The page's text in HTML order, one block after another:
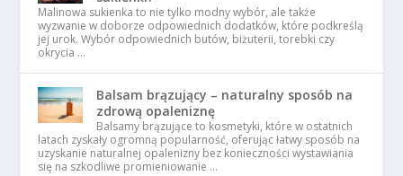
Malinowa sukienka to nie tylko modny wybór, ale także
wyzwanie w doborze odpowiednich dodatków, które podkreślą
jej urok. Wybór odpowiednich butów, biżuterii, torebki czy
okrycia …
Balsam brązujący – naturalny sposób na
zdrową opaleniznę
Balsamy brązujące to kosmetyki, które w ostatnich
latach zyskały ogromną popularność, oferując łatwy sposób na
uzyskanie naturalnej opalenizny bez konieczności wystawiania
się na szkodliwe promieniowanie …